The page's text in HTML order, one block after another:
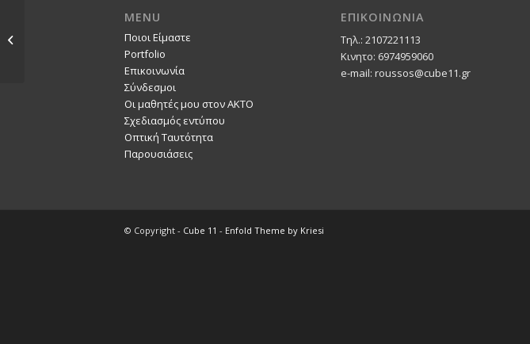
MENU
Ποιοι Είμαστε
Portfolio
Επικοινωνία
Σύνδεσμοι
Οι μαθητές μου στον ΑΚΤΟ
Σχεδιασμός εντύπου
Οπτική Ταυτότητα
Παρουσιάσεις
ΕΠΙΚΟΙΝΩΝΙΑ
Τηλ.: 2107221113
Κινητο: 6974959060
e-mail: roussos@cube11.gr
© Copyright - Cube 11 - Enfold Theme by Kriesi
Παπασπυροπούλου